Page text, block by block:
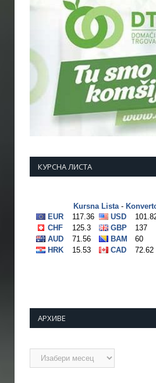
КУРСНА ЛИСТА
АРХИВЕ
Архиве